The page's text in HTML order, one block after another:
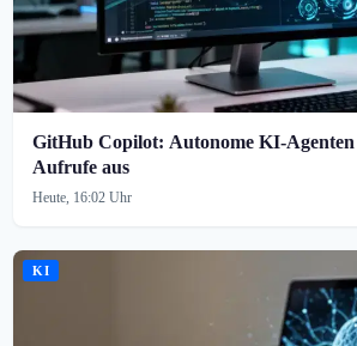
GitHub Copilot: Autonome KI-Agenten
Aufrufe aus
Heute, 16:02 Uhr
KI